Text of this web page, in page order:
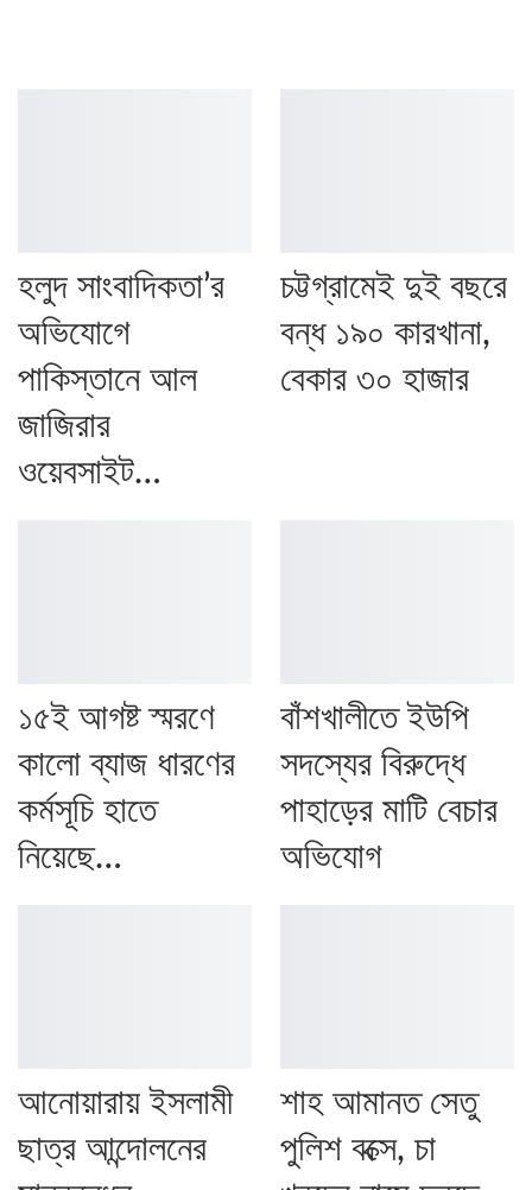
হলুদ সাংবাদিকতা’র
অভিযোগে
পাকিস্তানে আল
জাজিরার
ওয়েবসাইট…
চট্টগ্রামেই দুই বছরে
বন্ধ ১৯০ কারখানা,
বেকার ৩০ হাজার
১৫ই আগষ্ট স্মরণে
কালো ব্যাজ ধারণের
কর্মসূচি হাতে
নিয়েছে…
বাঁশখালীতে ইউপি
সদস্যের বিরুদ্ধে
পাহাড়ের মাটি বেচার
অভিযোগ
আনোয়ারায় ইসলামী
ছাত্র আন্দোলনের
শাহ আমানত সেতু
পুলিশ বক্সে, চা